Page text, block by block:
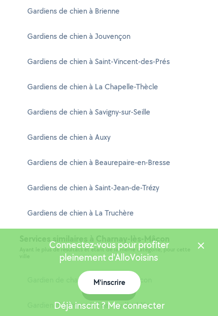
Gardiens de chien à Brienne
Gardiens de chien à Jouvençon
Gardiens de chien à Saint-Vincent-des-Prés
Gardiens de chien à La Chapelle-Thècle
Gardiens de chien à Savigny-sur-Seille
Gardiens de chien à Auxy
Gardiens de chien à Beaurepaire-en-Bresse
Gardiens de chien à Saint-Jean-de-Trézy
Gardiens de chien à La Truchère
Services similaires à Charnay-lès-Mâcon
Ayant le plus de résultats et étant de la même catégorie, pour cette
Gardien de chat à Charnay-lès-Mâcon
Gardien d'animaux à Charnay-lès-Mâcon
Connectez-vous pour profiter
pleinement d'AlloVoisins
M'inscrire
Déjà inscrit ? Me connecter